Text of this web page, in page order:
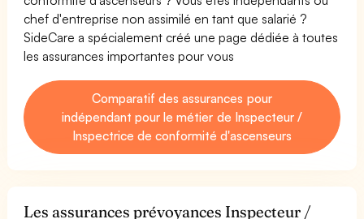
chef d'entreprise non assimilé en tant que salarié ?
SideCare a spécialement créé une page dédiée à toutes
les assurances importantes pour vous
Comparatif des assurances pour
indépendant pour le métier de Inspecteur /
Inspectrice de conformité d'ascenseurs
Les assurances prévoyances Inspecteur /